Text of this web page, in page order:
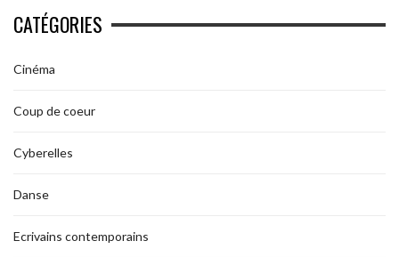
CATÉGORIES
Cinéma
Coup de coeur
Cyberelles
Danse
Ecrivains contemporains